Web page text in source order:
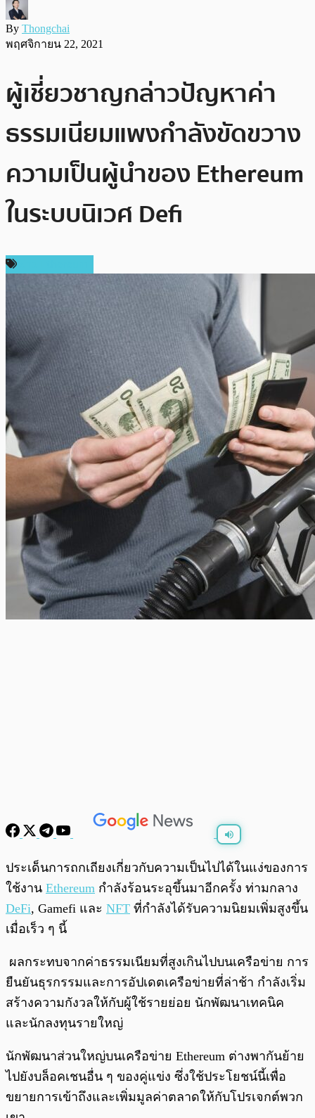
By Thongchai
พฤศจิกายน 22, 2021
ผู้เชี่ยวชาญกล่าวปัญหาค่า
ธรรมเนียมแพงกำลังขัดขวาง
ความเป็นผู้นำของ Ethereum
ในระบบนิเวศ Defi
0:00 /
ประเด็นการถกเถียงเกี่ยวกับความเป็นไปได้ในแง่ของการ
ใช้งาน Ethereum กำลังร้อนระอุขึ้นมาอีกครั้ง ท่ามกลาง
DeFi, Gamefi และ NFT ที่กำลังได้รับความนิยมเพิ่มสูงขึ้น
เมื่อเร็ว ๆ นี้
ผลกระทบจากค่าธรรมเนียมที่สูงเกินไปบนเครือข่าย การ
ยืนยันธุรกรรมและการอัปเดตเครือข่ายที่ล่าช้า กำลังเริ่ม
สร้างความกังวลให้กับผู้ใช้รายย่อย นักพัฒนาเทคนิค
และนักลงทุนรายใหญ่
นักพัฒนาส่วนใหญ่บนเครือข่าย Ethereum ต่างพากันย้าย
ไปยังบล็อคเชนอื่น ๆ ของคู่แข่ง ซึ่งใช้ประโยชน์นี้เพื่อ
ขยายการเข้าถึงและเพิ่มมูลค่าตลาดให้กับโปรเจกต์พวก